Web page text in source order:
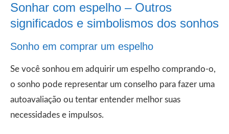
Sonhar com espelho – Outros
significados e simbolismos dos sonhos
Sonho em comprar um espelho
Se você sonhou em adquirir um espelho comprando-o,
o sonho pode representar um conselho para fazer uma
autoavaliação ou tentar entender melhor suas
necessidades e impulsos.